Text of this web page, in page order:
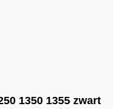
1350 1355 zwart